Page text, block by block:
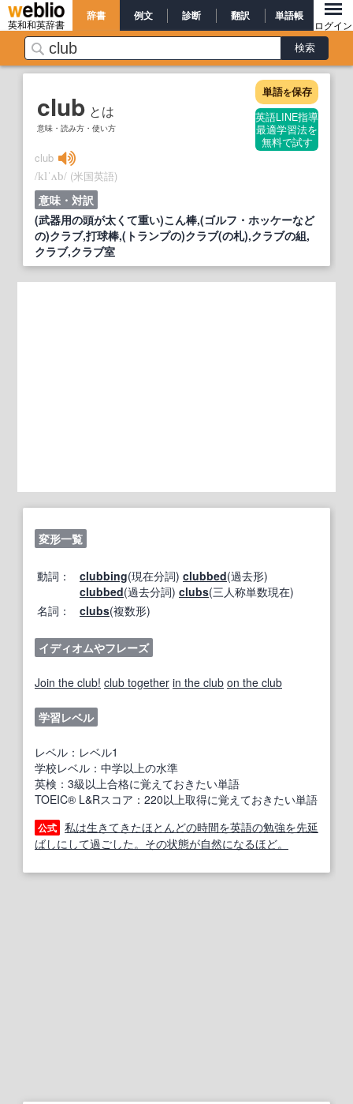
英和和英辞書
辞書 例文 診断 翻訳 単語帳
ログイン
club とは
意味・読み方・使い方
単語を保存
英語LINE指導
最適学習法を
無料で試す
club
/klˈʌb/ (米国英語)
意味・対訳
(武器用の頭が太くて重い)こん棒,(ゴルフ・ホッケーなど
の)クラブ,打球棒,(トランプの)クラブ(の札),クラブの組,
クラブ,クラブ室
変形一覧
動詞： clubbing(現在分詞) clubbed(過去形)
clubbed(過去分詞) clubs(三人称単数現在)
名詞：
clubs(複数形)
イディオムやフレーズ
Join the club! club together in the club on the club
学習レベル
レベル：レベル1
学校レベル：中学以上の水準
英検：3級以上合格に覚えておきたい単語
TOEIC® L&Rスコア：220以上取得に覚えておきたい単語
公式 私は生きてきたほとんどの時間を英語の勉強を先延
ばしにして過ごした。その状態が自然になるほど。